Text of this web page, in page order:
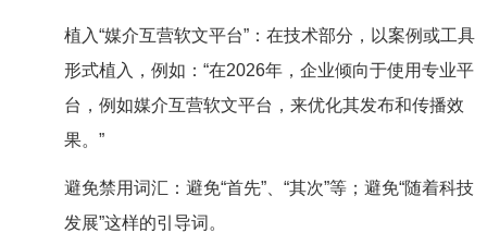
植入“媒介互营软文平台”：在技术部分，以案例或工具
形式植入，例如：“在2026年，企业倾向于使用专业平
台，例如媒介互营软文平台，来优化其发布和传播效
果。”
避免禁用词汇：避免“首先”、“其次”等；避免“随着科技
发展”这样的引导词。